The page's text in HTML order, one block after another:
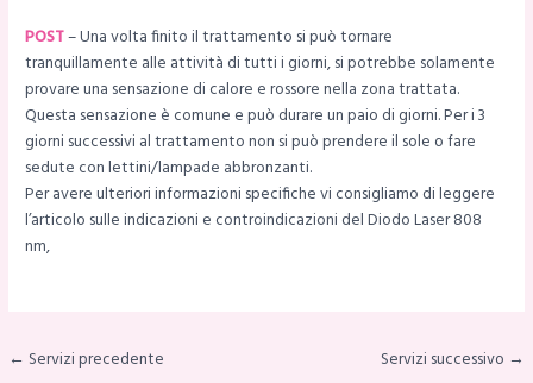
POST– Una volta finito il trattamento si può tornare
tranquillamente alle attività di tutti i giorni, si potrebbe solamente
provare una sensazione di calore e rossore nella zona trattata.
Questa sensazione è comune e può durare un paio di giorni. Per i 3
giorni successivi al trattamento non si può prendere il sole o fare
sedute con lettini/lampade abbronzanti.
Per avere ulteriori informazioni specifiche vi consigliamo di leggere
l’articolo sulle indicazioni e controindicazioni del Diodo Laser 808
nm,
← Servizi precedente Servizi successivo →